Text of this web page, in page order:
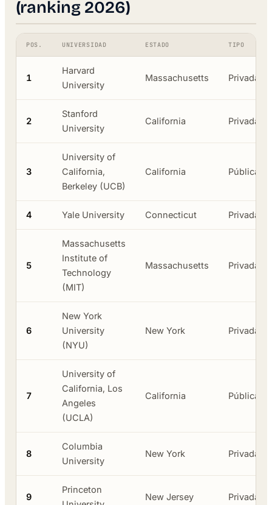
(ranking 2026)
POS. UNIVERSIDAD ESTADO TIPO
1
Harvard
University
Massachusetts Privada
2
Stanford
University
California Privada
3
University of
California,
Berkeley (UCB)
California Pública
4 Yale University Connecticut Privada
5
Massachusetts
Institute of
Technology
(MIT)
Massachusetts Privada
6
New York
University
(NYU)
New York Privada
7
University of
California, Los
Angeles
(UCLA)
California Pública
8
Columbia
University
New York Privada
9
Princeton
New Jersey Privada